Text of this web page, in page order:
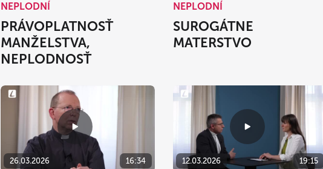
NEPLODNÍ
PRÁVOPLATNOSŤ
MANŽELSTVA,
NEPLODNOSŤ
NEPLODNÍ
SUROGÁTNE
MATERSTVO
26.03.2026 16:34 12.03.2026 19:15